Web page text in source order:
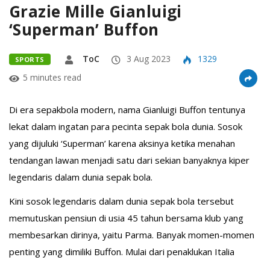
Grazie Mille Gianluigi
‘Superman’ Buffon
SPORTS ToC 3 Aug 2023
1329
5 minutes read
Di era sepakbola modern, nama Gianluigi Buffon tentunya
lekat dalam ingatan para pecinta sepak bola dunia. Sosok
yang dijuluki ‘Superman’ karena aksinya ketika menahan
tendangan lawan menjadi satu dari sekian banyaknya kiper
legendaris dalam dunia sepak bola.
Kini sosok legendaris dalam dunia sepak bola tersebut
memutuskan pensiun di usia 45 tahun bersama klub yang
membesarkan dirinya, yaitu Parma. Banyak momen-momen
penting yang dimiliki Buffon. Mulai dari penaklukan Italia